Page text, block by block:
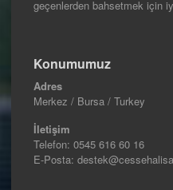
geçenlerden bahsetmek için
Konumumuz
Adres
Merkez / Bursa / Turkey
İletişim
Telefon: 0545 616 60 16
E-Posta: